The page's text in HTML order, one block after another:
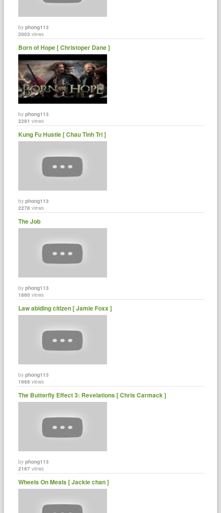
byphong113
2003 views
Born of Hope [ Christoper Dane ]
byphong113
2281 views
Kung Fu Hustle [ Chau Tinh Tri ]
byphong113
2278 views
The Job
byphong113
1860 views
Law abiding citizen [ Jamie Foxx ]
byphong113
1968 views
The Buttɘrfly Effect 3: Revelations [ Chris Carmack ]
byphong113
2167 views
Wheels On Meals [ Jackie chan ]